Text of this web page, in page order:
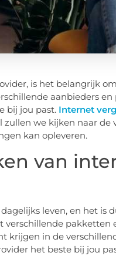
is het belangrijk
aanbieders
bij jou past. Internet
we kijken naar de
kan opleveren.
van
leven, en het is
pakketten
krijgen in de
het beste bij jou